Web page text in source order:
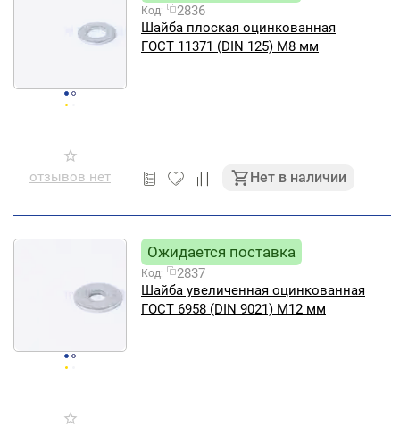
отзывов нет
Код:
2836
Шайба плоская оцинкованная
ГОСТ 11371 (DIN 125) М8 мм
Нет в наличии
Ожидается поставка
Код:
2837
Шайба увеличенная оцинкованная
ГОСТ 6958 (DIN 9021) М12 мм